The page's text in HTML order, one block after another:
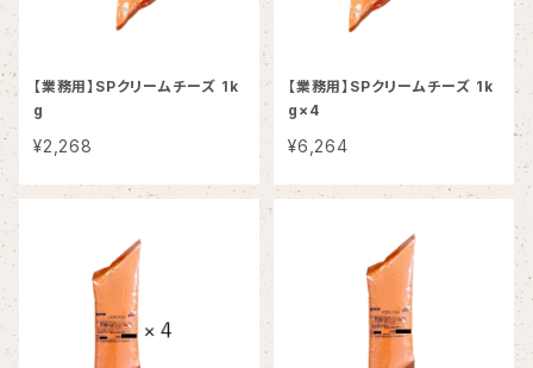
【業務用】SPクリームチーズ 1k
g
¥2,268
【業務用】SPクリームチーズ 1k
g×4
¥6,264